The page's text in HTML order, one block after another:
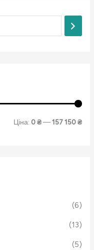
Ціна:0 ₴—157 150 ₴
(6)
(13)
(5)